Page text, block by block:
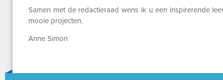
Samen met de redactieraad wens ik u een inspirerende
mooie projecten.
Anne Simon